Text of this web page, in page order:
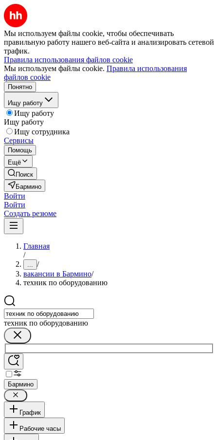
Мы используем файлы cookie, чтобы обеспечивать
правильную работу нашего веб-сайта и анализировать сетевой
трафик.
Правила использования файлов cookie
Мы используем файлы cookie. Правила использования
файлов cookie
Понятно
Ищу работу
Ищу работу
Ищу работу
Ищу сотрудника
Сервисы
Помощь
Ещё
Поиск
Бармино
Войти
Войти
Создать резюме
Главная
/
... /
вакансии в Бармино/
техник по оборудованию
техник по оборудованию
Бармино
График
Рабочие часы